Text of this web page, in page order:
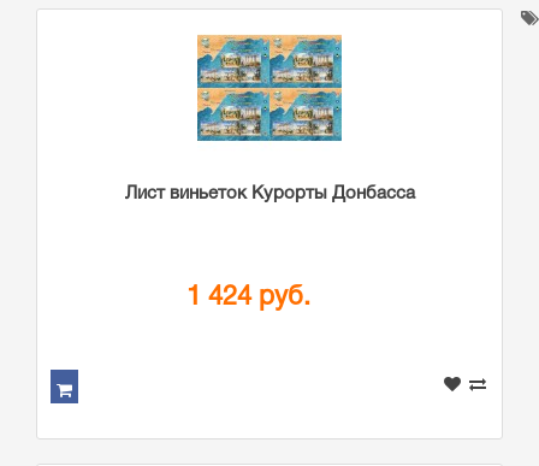
Лист виньеток Курорты Донбасса
1 424 руб.